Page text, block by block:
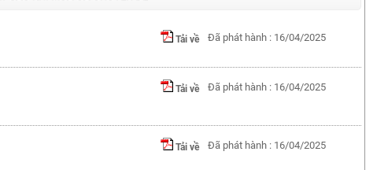
Tải về Đã phát hành : 16/04/2025
Tải về Đã phát hành : 16/04/2025
Tải về Đã phát hành : 16/04/2025